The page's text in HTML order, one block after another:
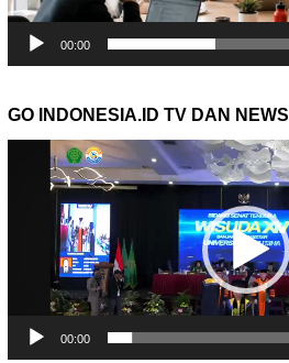
00:00
GO INDONESIA.ID TV DAN NEWS
Pemutar
00:00